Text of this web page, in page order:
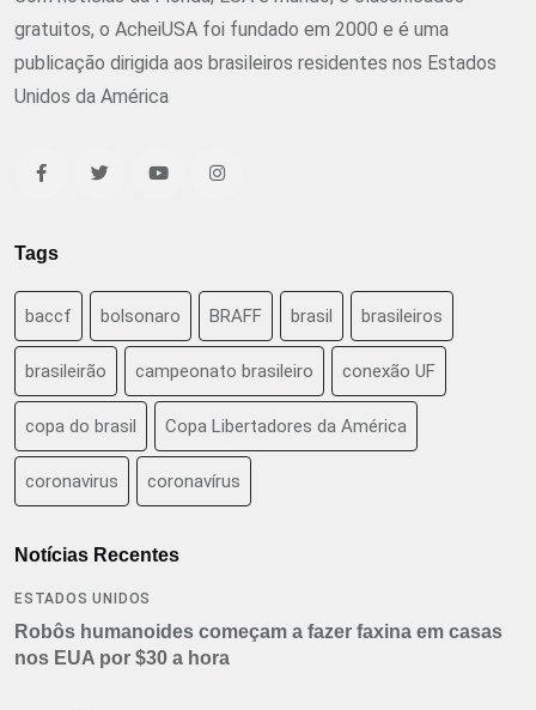
gratuitos, o AcheiUSA foi fundado em 2000 e é uma
publicação dirigida aos brasileiros residentes nos Estados
Unidos da América
Tags
baccf bolsonaro BRAFF brasil brasileiros
brasileirão campeonato brasileiro conexão UF
copa do brasil Copa Libertadores da América
coronavirus coronavírus
Notícias Recentes
ESTADOS UNIDOS
Robôs humanoides começam a fazer faxina em casas
nos EUA por $30 a hora